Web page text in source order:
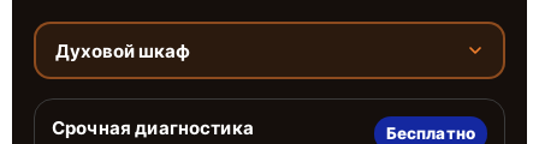
Духовой шкаф
Срочная диагностика Бесплатно